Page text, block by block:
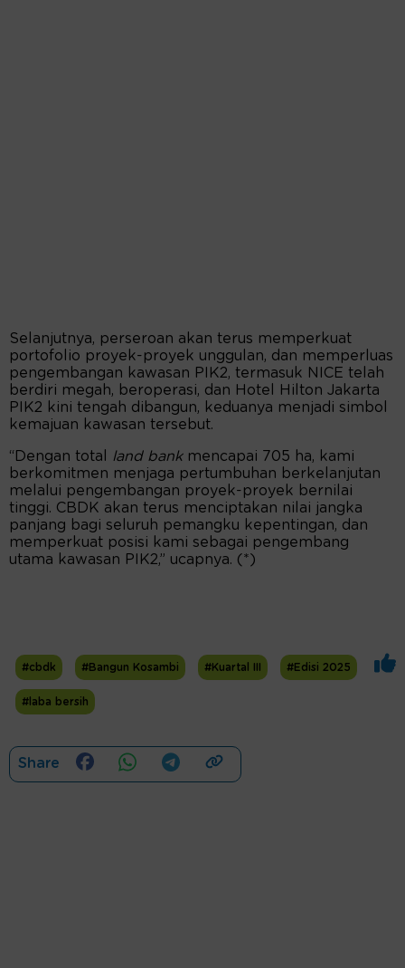
Selanjutnya, perseroan akan terus memperkuat
portofolio proyek-proyek unggulan, dan memperluas
pengembangan kawasan PIK2, termasuk NICE telah
berdiri megah, beroperasi, dan Hotel Hilton Jakarta
PIK2 kini tengah dibangun, keduanya menjadi simbol
kemajuan kawasan tersebut.
“Dengan total land bank mencapai 705 ha, kami
berkomitmen menjaga pertumbuhan berkelanjutan
melalui pengembangan proyek-proyek bernilai
tinggi. CBDK akan terus menciptakan nilai jangka
panjang bagi seluruh pemangku kepentingan, dan
memperkuat posisi kami sebagai pengembang
utama kawasan PIK2,” ucapnya. (*)
#cbdk #Bangun Kosambi #Kuartal III #Edisi 2025
#laba bersih
Share